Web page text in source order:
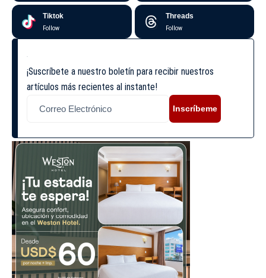
Tiktok
Follow
Threads
Follow
¡Suscríbete a nuestro boletín para recibir nuestros
artículos más recientes al instante!
Inscríbeme